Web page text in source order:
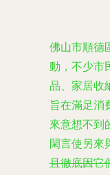
佛山市順德
動，不少市
品、家居收
旨在滿足消
來意想不到
閑言使另來
且徹底因它